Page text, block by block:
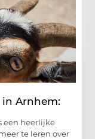
Arnhem:
een heerlijke
te leren over